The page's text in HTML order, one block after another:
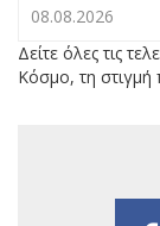
08.08.2026
Δείτε όλες τις
Κόσμο, τη